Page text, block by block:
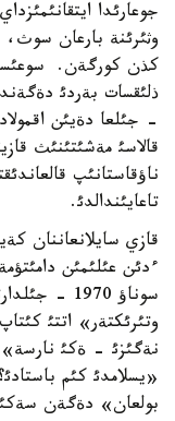
كذن كورگةن.
قالاسئ مةشئتئنئث
ناؤقاستانئپ
تاعايئندالدئ.
قازي سايلانعاننان
ءدئن عئلئمئن
سوناؤ
وتئرئكتةر» اتتئ
نةگئزئ - ةكئ
«يسلامدئ كئم
بولعان» دةگةن سةكئلدئ 114 تاقئرئپتان